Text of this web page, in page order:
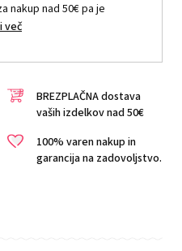
nakup nad 50€ pa je
več
BREZPLAČNA dostava
vaših izdelkov nad 50€
100% varen nakup in
garancija na zadovoljstvo.